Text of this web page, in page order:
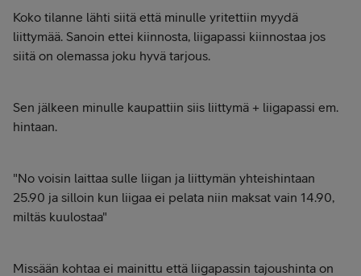
Koko tilanne lähti siitä että minulle yritettiin myydä
liittymää. Sanoin ettei kiinnosta, liigapassi kiinnostaa jos
siitä on olemassa joku hyvä tarjous.
Sen jälkeen minulle kaupattiin siis liittymä + liigapassi em.
hintaan.
"No voisin laittaa sulle liigan ja liittymän yhteishintaan
25.90 ja silloin kun liigaa ei pelata niin maksat vain 14.90,
miltäs kuulostaa"
Missään kohtaa ei mainittu että liigapassin tajoushinta on